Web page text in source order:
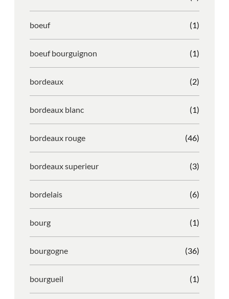
boeuf (1)
boeuf bourguignon (1)
bordeaux (2)
bordeaux blanc (1)
bordeaux rouge (46)
bordeaux superieur (3)
bordelais (6)
bourg (1)
bourgogne (36)
bourgueil (1)